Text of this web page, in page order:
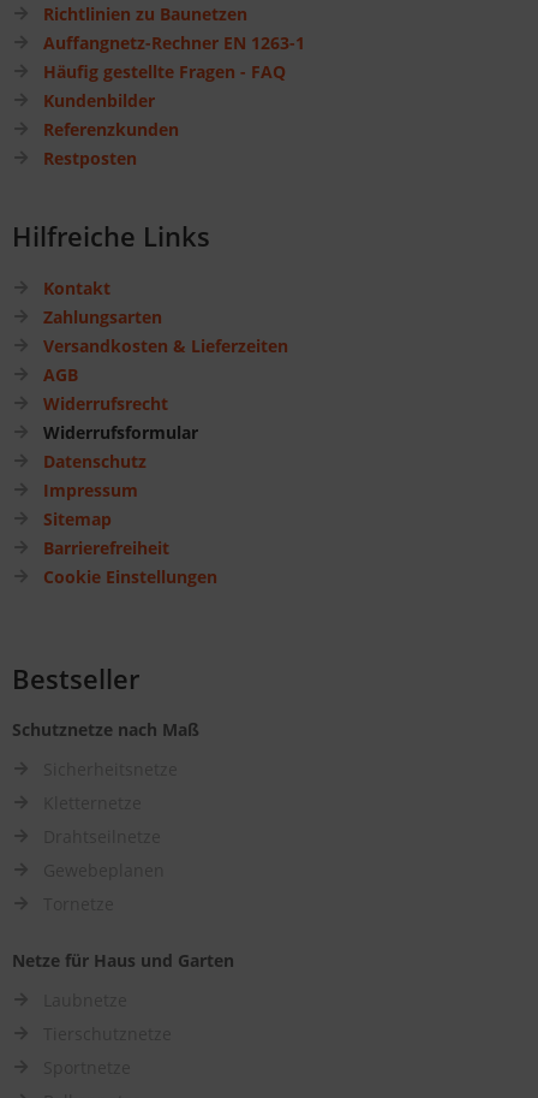
Richtlinien zu Baunetzen
Auffangnetz-Rechner EN 1263-1
Häufig gestellte Fragen - FAQ
Kundenbilder
Referenzkunden
Restposten
Hilfreiche Links
Kontakt
Zahlungsarten
Versandkosten & Lieferzeiten
AGB
Widerrufsrecht
Widerrufsformular
Datenschutz
Impressum
Sitemap
Barrierefreiheit
Cookie Einstellungen
Bestseller
Schutznetze nach Maß
Netze für Haus und Garten